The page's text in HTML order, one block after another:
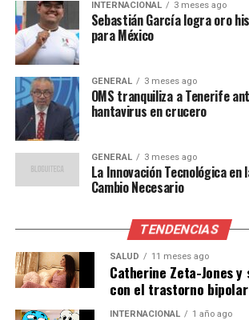
médica a comunidades que antes
Además, la digitalización está creando
oportunidades de empleo. Según el Banco
Interamericano de Desarrollo (BID), la
podría generar hasta 15 millones de
región para 2025.
Desafíos y
A pesar de los avances, la región
limitada en muchas áreas, y la brecha
un obstáculo. Sin embargo, los gobiernos
comenzando a tomar medidas. México,
lanzado un plan nacional para mejorar
Internet en todo el país.
INTERNACIONAL 3 meses ago
Sebastián García logra oro
para México
GENERAL 3 meses ago
OMS tranquiliza a Tenerife
hantavirus en crucero
GENERAL 3 meses ago
La Innovación Tecnológica en
Cambio Necesario
TENDENCIAS
SALUD 11 meses ago
Catherine Zeta-Jones y
con el trastorno bipolar
INTERNACIONAL 1 año ago